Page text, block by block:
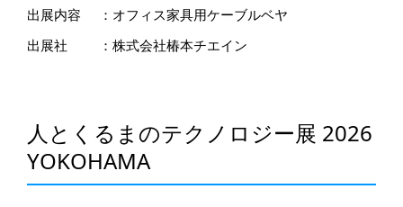
出展内容
： オフィス家具用ケーブルベヤ
出展社
： 株式会社椿本チエイン
人とくるまのテクノロジー展 2026
YOKOHAMA